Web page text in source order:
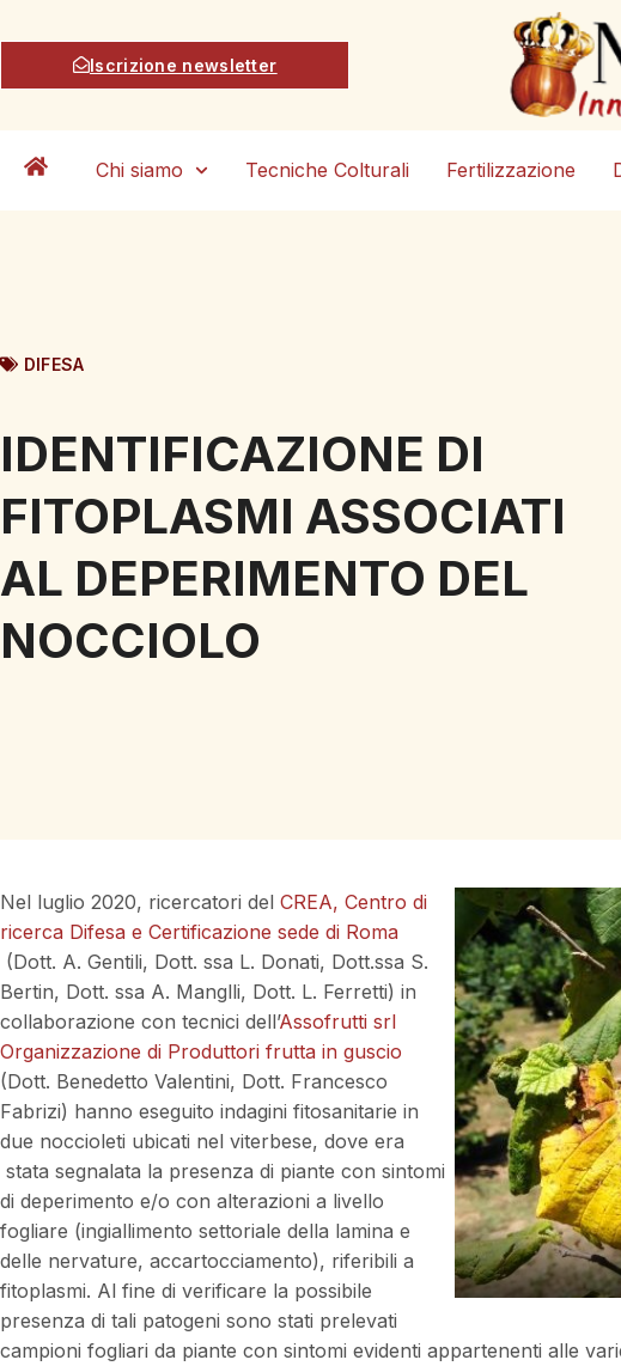
Iscrizione newsletter
Chi siamo Tecniche Colturali Fertilizzazione
DIFESA
IDENTIFICAZIONE DI
FITOPLASMI ASSOCIATI
AL DEPERIMENTO DEL
NOCCIOLO
Nel luglio 2020, ricercatori del CREA, Centro di
ricerca Difesa e Certificazione sede di Roma
(Dott. A. Gentili, Dott. ssa L. Donati, Dott.ssa S.
Bertin, Dott. ssa A. Manglli, Dott. L. Ferretti) in
collaborazione con tecnici dell’Assofrutti srl
Organizzazione di Produttori frutta in guscio
(Dott. Benedetto Valentini, Dott. Francesco
Fabrizi) hanno eseguito indagini fitosanitarie in
due noccioleti ubicati nel viterbese, dove era
stata segnalata la presenza di piante con sintomi
di deperimento e/o con alterazioni a livello
fogliare (ingiallimento settoriale della lamina e
delle nervature, accartocciamento), riferibili a
fitoplasmi. Al fine di verificare la possibile
presenza di tali patogeni sono stati prelevati
campioni fogliari da piante con sintomi evidenti appartenenti alle